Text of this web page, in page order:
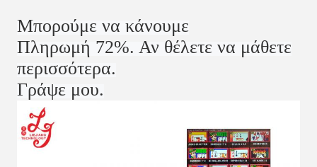
Μπορούμε να κάνουμε
Πληρωμή 72%. Αν θέλετε να μάθετε
περισσότερα.
Γράψε μου.